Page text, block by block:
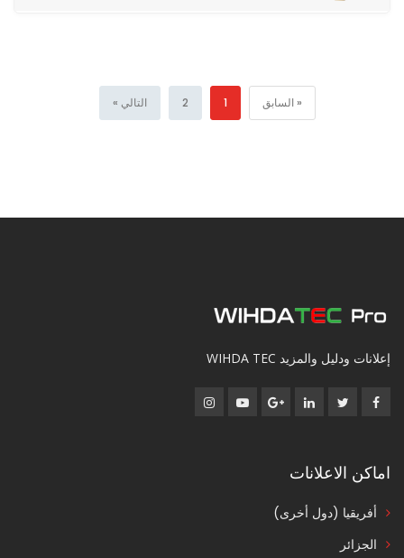
« السابق 1
2 التالي »
إعلانات ودليل والمزيد WIHDA TEC
اماكن الاعلانات
أفريقيا (دول أخرى)
الجزائر